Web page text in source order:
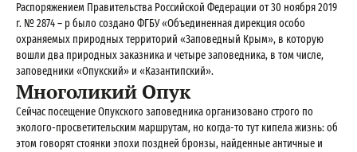
Распоряжением Правительства Российской Федерации от 30 ноября 2019
г. № 2874 – р было создано ФГБУ «Объединенная дирекция особо
охраняемых природных территорий «Заповедный Крым», в которую
вошли два природных заказника и четыре заповедника, в том числе,
заповедники «Опукский» и «Казантипский».
Многоликий Опук
Сейчас посещение Опукского заповедника организовано строго по
эколого-просветительским маршрутам, но когда-то тут кипела жизнь: об
этом говорят стоянки эпохи поздней бронзы, найденные античные и